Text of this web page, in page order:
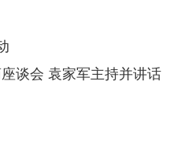
谈会 袁家军主持并讲话